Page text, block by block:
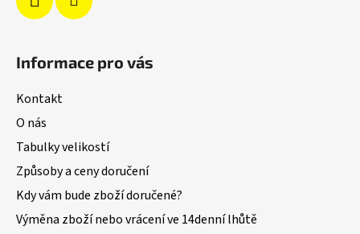
Informace pro vás
Kontakt
O nás
Tabulky velikostí
Způsoby a ceny doručení
Kdy vám bude zboží doručené?
Výměna zboží nebo vrácení ve 14denní lhůtě